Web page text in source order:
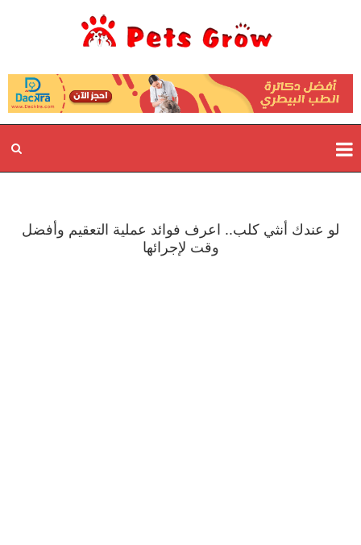
لو عندك أنثي كلب.. اعرف فوائد عملية التعقيم وأفضل
وقت لإجرائها